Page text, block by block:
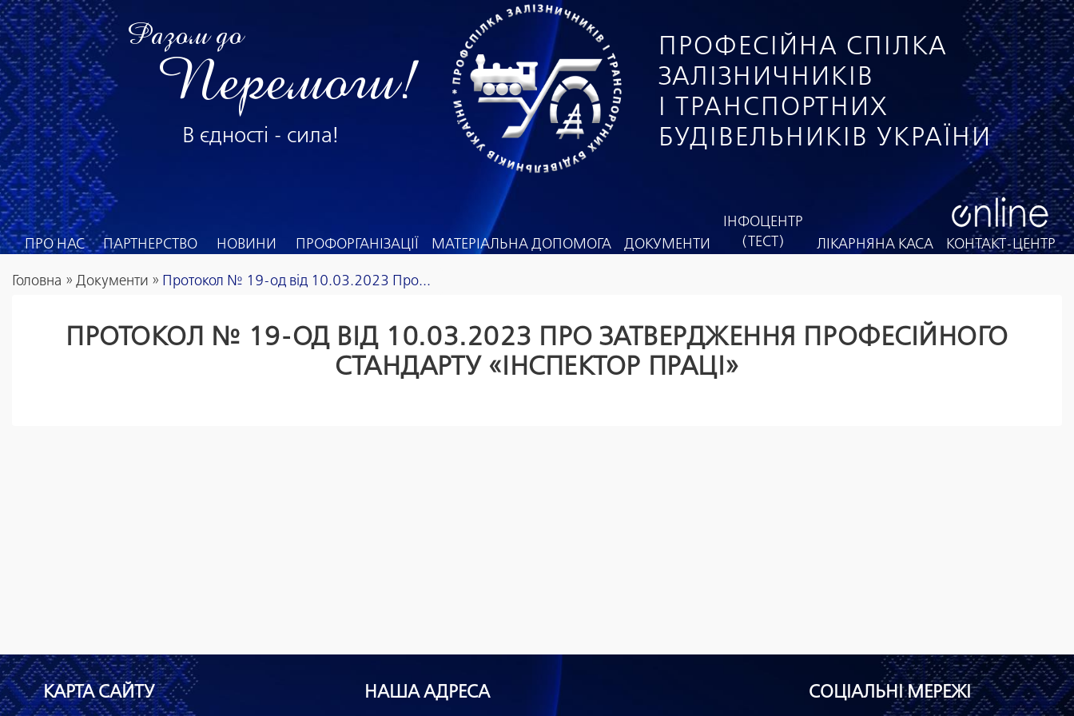
Разом до
Перемоги!
В єдності - сила!
ПРОФЕСІЙНА СПІЛКА
ЗАЛІЗНИЧНИКІВ
І ТРАНСПОРТНИХ
БУДІВЕЛЬНИКІВ УКРАЇНИ
ПРО НАС ПАРТНЕРСТВО НОВИНИ ПРОФОРГАНІЗАЦІЇ МАТЕРІАЛЬНА ДОПОМОГА ДОКУМЕНТИ
ІНФОЦЕНТР
(ТЕСТ)
ЛІКАРНЯНА КАСА КОНТАКТ-ЦЕНТР
Головна » Документи » Протокол № 19-од від 10.03.2023 Про...
ПРОТОКОЛ № 19-ОД ВІД 10.03.2023 ПРО ЗАТВЕРДЖЕННЯ ПРОФЕСІЙНОГО
СТАНДАРТУ «ІНСПЕКТОР ПРАЦІ»
КАРТА САЙТУ НАША АДРЕСА СОЦІАЛЬНІ МЕРЕЖІ